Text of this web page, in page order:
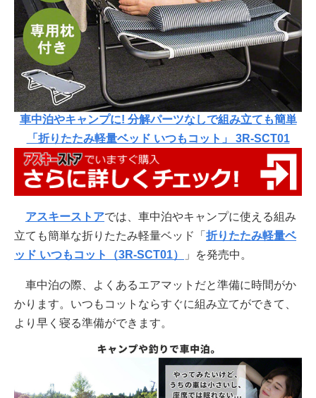
車中泊やキャンプに! 分解パーツなしで組み立ても簡単
「折りたたみ軽量ベッド いつもコット」 3R-SCT01
アスキーストアでは、車中泊やキャンプに使える組み
立ても簡単な折りたたみ軽量ベッド「 折りたたみ軽量ベ
ッド いつもコット（3R-SCT01）
」を発売中。
車中泊の際、よくあるエアマットだと準備に時間がか
かります。いつもコットならすぐに組み立てができて、
より早く寝る準備ができます。